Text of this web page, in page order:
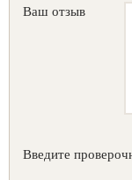
Ваш отзыв
Введите